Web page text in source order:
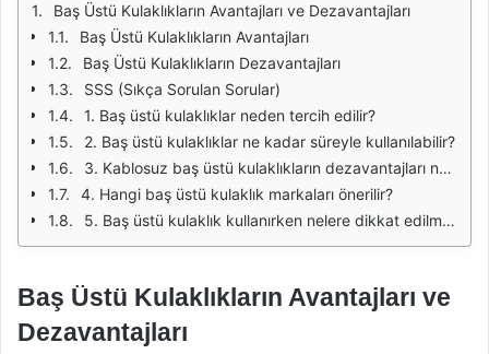
Baş Üstü Kulaklıkların Avantajları ve Dezavantajları
Baş Üstü Kulaklıkların Avantajları
Baş Üstü Kulaklıkların Dezavantajları
SSS (Sıkça Sorulan Sorular)
1. Baş üstü kulaklıklar neden tercih edilir?
2. Baş üstü kulaklıklar ne kadar süreyle kullanılabilir?
3. Kablosuz baş üstü kulaklıkların dezavantajları nelerdir?
4. Hangi baş üstü kulaklık markaları önerilir?
5. Baş üstü kulaklık kullanırken nelere dikkat edilmelidir?
Baş Üstü Kulaklıkların Avantajları ve
Dezavantajları